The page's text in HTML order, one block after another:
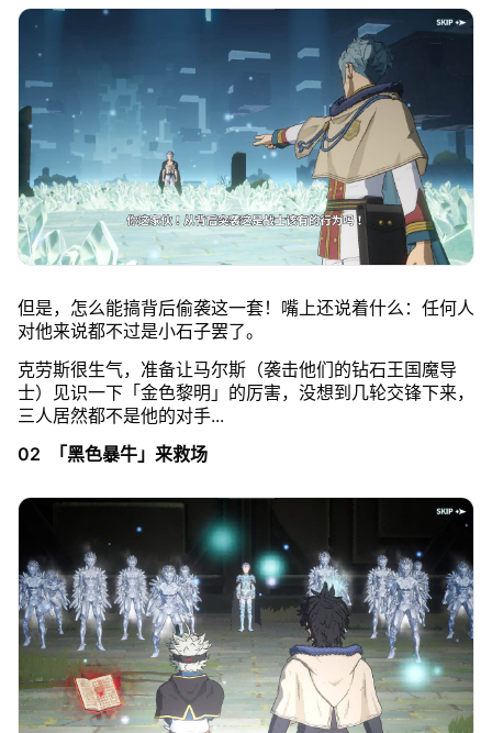
但是，怎么能搞背后偷袭这一套！嘴上还说着什么：任何人
对他来说都不过是小石子罢了。
克劳斯很生气，准备让马尔斯（袭击他们的钻石王国魔导
士）见识一下「金色黎明」的厉害，没想到几轮交锋下来，
三人居然都不是他的对手...
02 「黑色暴牛」来救场